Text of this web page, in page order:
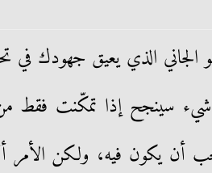
الجاني الذي يعيق جهودك في
سينجح إذا تمكّنت فقط
أن يكون فيه، ولكن الأمر